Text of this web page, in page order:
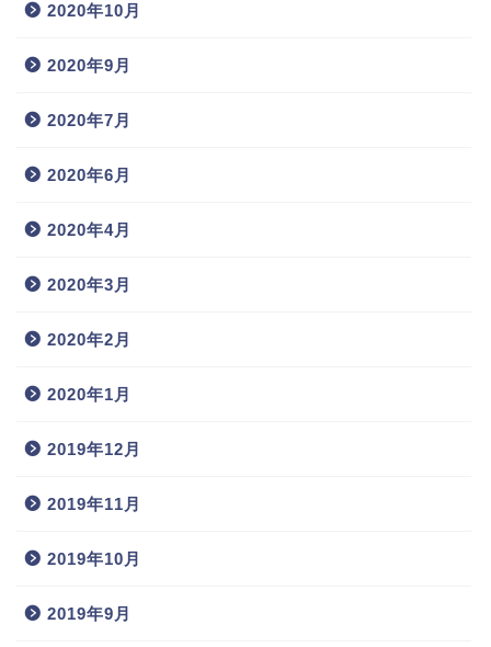
2020年10月
2020年9月
2020年7月
2020年6月
2020年4月
2020年3月
2020年2月
2020年1月
2019年12月
2019年11月
2019年10月
2019年9月